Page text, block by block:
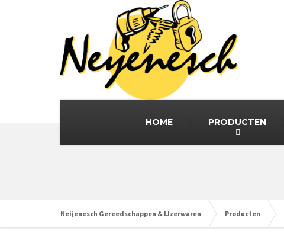
HOME PRODUCTEN
Neijenesch Gereedschappen & IJzerwaren Producten